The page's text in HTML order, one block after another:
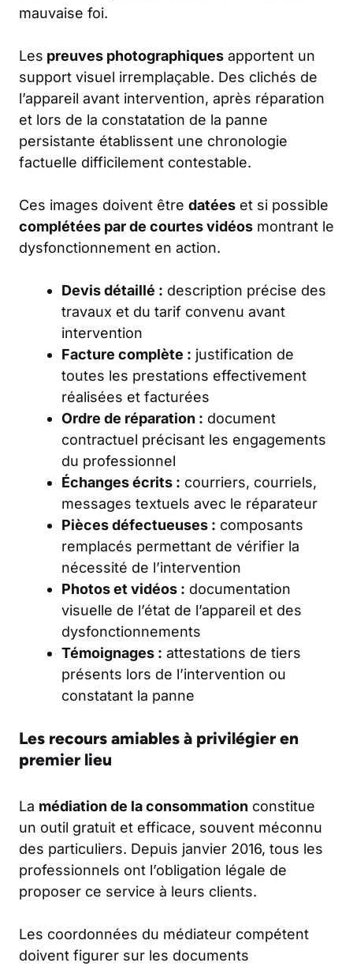
mauvaise foi.
Les preuves photographiques apportent un
support visuel irremplaçable. Des clichés de
l’appareil avant intervention, après réparation
et lors de la constatation de la panne
persistante établissent une chronologie
factuelle difficilement contestable.
Ces images doivent être datées et si possible
complétées par de courtes vidéos montrant le
dysfonctionnement en action.
Devis détaillé : description précise des
travaux et du tarif convenu avant
intervention
Facture complète : justification de
toutes les prestations effectivement
réalisées et facturées
Ordre de réparation : document
contractuel précisant les engagements
du professionnel
Échanges écrits : courriers, courriels,
messages textuels avec le réparateur
Pièces défectueuses : composants
remplacés permettant de vérifier la
nécessité de l’intervention
Photos et vidéos : documentation
visuelle de l’état de l’appareil et des
dysfonctionnements
Témoignages : attestations de tiers
présents lors de l’intervention ou
constatant la panne
Les recours amiables à privilégier en
premier lieu
La médiation de la consommation constitue
un outil gratuit et efficace, souvent méconnu
des particuliers. Depuis janvier 2016, tous les
professionnels ont l’obligation légale de
proposer ce service à leurs clients.
Les coordonnées du médiateur compétent
doivent figurer sur les documents